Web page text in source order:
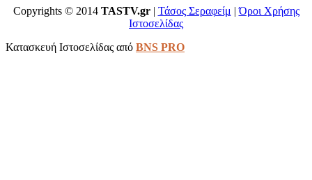
Copyrights © 2014 TASTV.gr| Τάσος Σεραφείμ |Όροι Χρήσης
Ιστοσελίδας
Κατασκευή Ιστοσελίδας από BNS PRO